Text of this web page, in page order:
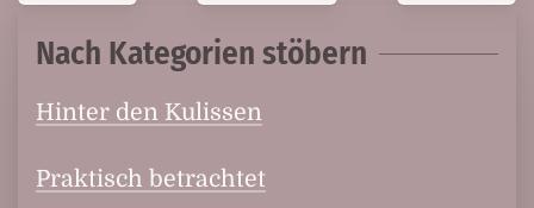
Nach Kategorien stöbern
Hinter den Kulissen
Praktisch betrachtet